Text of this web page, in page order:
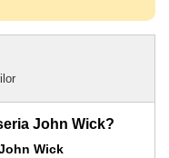
John Wick?
Wick